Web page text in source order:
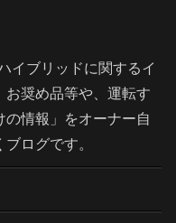
イブリッドに関するイ
お奨め品等や、運転す
の情報」をオーナー自
ログです。